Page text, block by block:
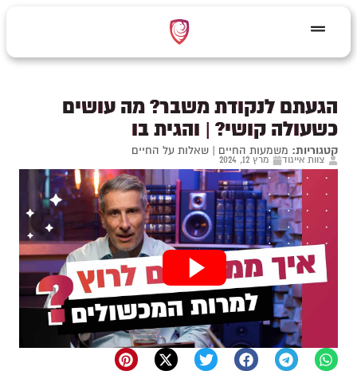
הגעתם לנקודת משבר? מה עושים
כשעולה קושי? | והגית בו
קטגוריות: משמעות החיים | שאלות על החיים
צוות אייגוד מרץ 12, 2024